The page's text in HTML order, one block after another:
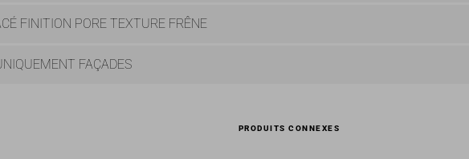
FINITION PORE TEXTURE FRÊNE
FAÇADES
PRODUITS CONNEXES